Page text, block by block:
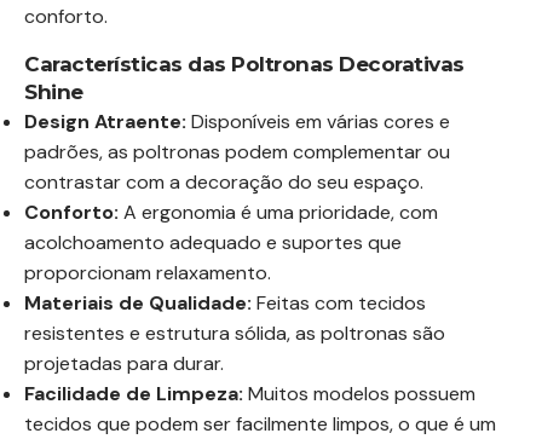
conforto.
Características das Poltronas Decorativas
Shine
Design Atraente: Disponíveis em várias cores e
padrões, as poltronas podem complementar ou
contrastar com a decoração do seu espaço.
Conforto: A ergonomia é uma prioridade, com
acolchoamento adequado e suportes que
proporcionam relaxamento.
Materiais de Qualidade: Feitas com tecidos
resistentes e estrutura sólida, as poltronas são
projetadas para durar.
Facilidade de Limpeza: Muitos modelos possuem
tecidos que podem ser facilmente limpos, o que é um